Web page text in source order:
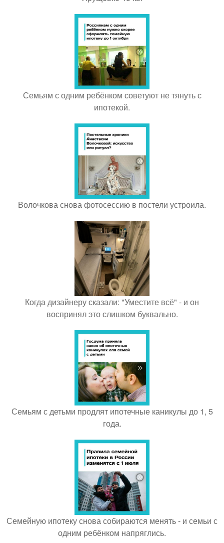
Семьям с одним ребёнком советуют не тянуть с
ипотекой.
Волочкова снова фотосессию в постели устроила.
Когда дизайнеру сказали: "Уместите всё" - и он
воспринял это слишком буквально.
Семьям с детьми продлят ипотечные каникулы до 1, 5
года.
Семейную ипотеку снова собираются менять - и семьи с
одним ребёнком напряглись.